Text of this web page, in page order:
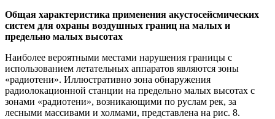
Общая характеристика применения акустосейсмических
систем для охраны воздушных границ на малых и
предельно малых высотах
Наиболее вероятными местами нарушения границы с
использованием летательных аппаратов являются зоны
«радиотени». Иллюстративно зона обнаружения
радиолокационной станции на предельно малых высотах с
зонами «радиотени», возникающими по руслам рек, за
лесными массивами и холмами, представлена на рис. 8.